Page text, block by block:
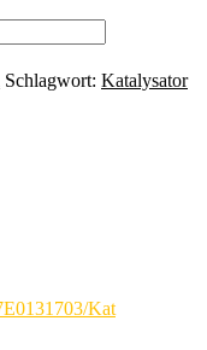
Schlagwort: Katalysator